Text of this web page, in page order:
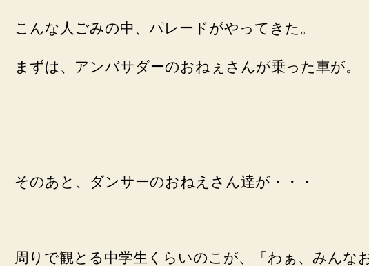
こんな人ごみの中、パレードがやってきた。
まずは、アンバサダーのおねぇさんが乗った車が。
そのあと、ダンサーのおねえさん達が・・・
周りで観とる中学生くらいのこが、「わぁ、みんな